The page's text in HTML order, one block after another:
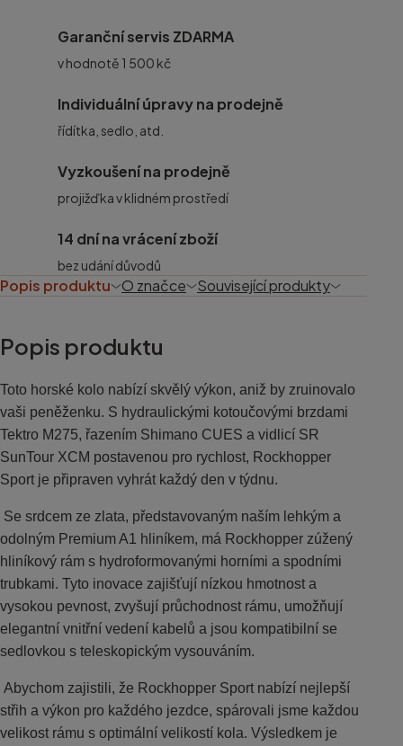
Garanční servis ZDARMA
v hodnotě 1 500 kč
Individuální úpravy na prodejně
řídítka, sedlo, atd.
Vyzkoušení na prodejně
projižďka v klidném prostředí
14 dní na vrácení zboží
bez udání důvodů
Popis produktu O značce Související produkty
Popis produktu
Toto horské kolo nabízí skvělý výkon, aniž by zruinovalo
vaši peněženku. S hydraulickými kotoučovými brzdami
Tektro M275, řazením Shimano CUES a vidlicí SR
SunTour XCM postavenou pro rychlost, Rockhopper
Sport je připraven vyhrát každý den v týdnu.
Se srdcem ze zlata, představovaným naším lehkým a
odolným Premium A1 hliníkem, má Rockhopper zúžený
hliníkový rám s hydroformovanými horními a spodními
trubkami. Tyto inovace zajišťují nízkou hmotnost a
vysokou pevnost, zvyšují průchodnost rámu, umožňují
elegantní vnitřní vedení kabelů a jsou kompatibilní se
sedlovkou s teleskopickým vysouváním.
Abychom zajistili, že Rockhopper Sport nabízí nejlepší
střih a výkon pro každého jezdce, spárovali jsme každou
velikost rámu s optimální velikostí kola. Výsledkem je